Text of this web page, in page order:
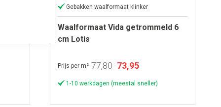
Gebakken waalformaat klinker
Waalformaat Vida getrommeld 6
cm Lotis
Prijs per m² 77,80 Speciale
prijs
73,95
1-10 werkdagen (meestal sneller)